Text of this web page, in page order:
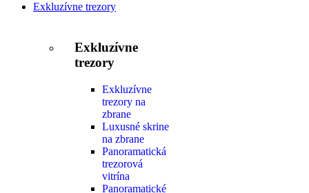
Exkluzívne trezory
Exkluzívne
trezory
Exkluzívne
trezory na
zbrane
Luxusné skrine
na zbrane
Panoramatická
trezorová
vitrína
Panoramatické